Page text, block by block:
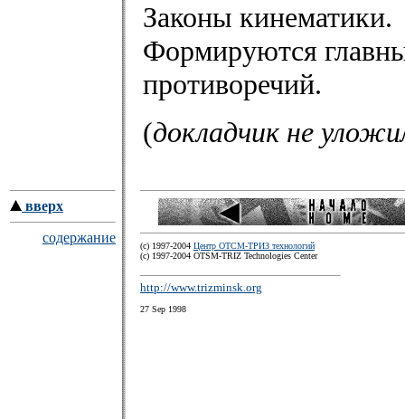
Законы кинематики.
Формируются
противоречий.
(докладчик не
вверх
содержание
(c) 1997-2004 Центр ОТСМ-ТРИЗ технологий
(с) 1997-2004 OTSM-TRIZ Technologies Center
http://www.trizminsk.org
27 Sep 1998